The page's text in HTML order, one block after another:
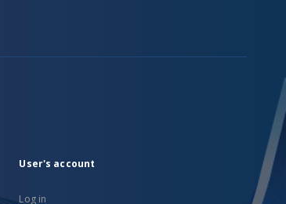
User's account
Log in